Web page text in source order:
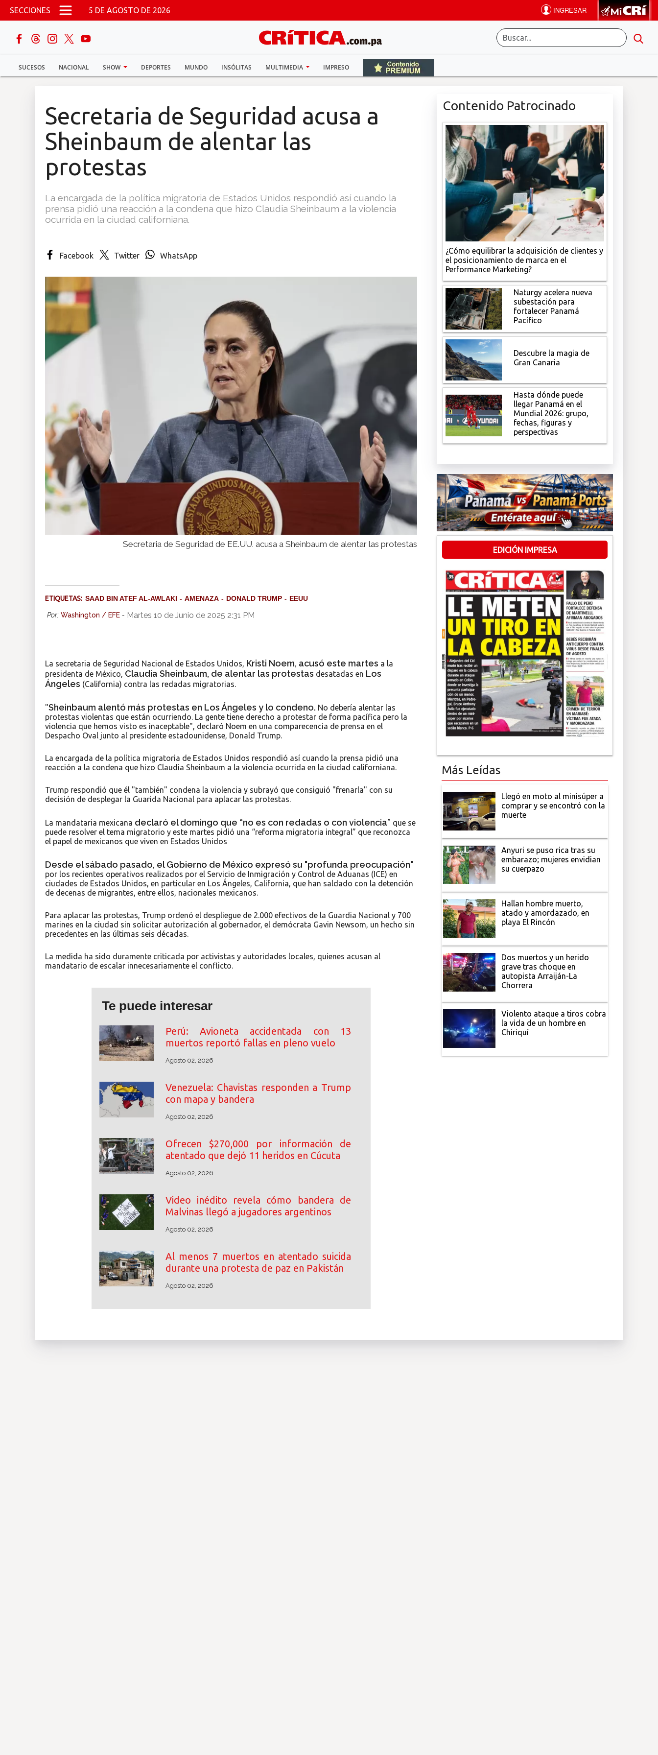
Pasar al contenido principal
SECCIONES 5 DE AGOSTO DE 2026
SUCESOS NACIONAL SHOW DEPORTES MUNDO INSÓLITAS MULTIMEDIA IMPRESO
buscar
Sucesos
Secretaria de Seguridad acusa a
Sheinbaum de alentar las
protestas
La encargada de la política migratoria de Estados Unidos respondió así cuando la
prensa pidió una reacción a la condena que hizo Claudia Sheinbaum a la violencia
ocurrida en la ciudad californiana.
Facebook Twitter WhatsApp
Secretaria de Seguridad de EE.UU. acusa a Sheinbaum de alentar las protestas
ETIQUETAS: SAAD BIN ATEF AL-AWLAKI AMENAZA DONALD TRUMP EEUU
Por: Washington / EFE - Martes 10 de Junio de 2025 2:31 PM
La secretaria de Seguridad Nacional de Estados Unidos, Kristi Noem, acusó este martes a la
presidenta de México, Claudia Sheinbaum, de alentar las protestas desatadas en Los
Ángeles (California) contra las redadas migratorias.
"Sheinbaum alentó más protestas en Los Ángeles y lo condeno. No debería alentar las
protestas violentas que están ocurriendo. La gente tiene derecho a protestar de forma pacífica pero la
violencia que hemos visto es inaceptable", declaró Noem en una comparecencia de prensa en el
Despacho Oval junto al presidente estadounidense, Donald Trump.
La encargada de la política migratoria de Estados Unidos respondió así cuando la prensa pidió una
reacción a la condena que hizo Claudia Sheinbaum a la violencia ocurrida en la ciudad californiana.
Trump respondió que él "también" condena la violencia y subrayó que consiguió "frenarla" con su
decisión de desplegar la Guarida Nacional para aplacar las protestas.
La mandataria mexicana declaró el domingo que “no es con redadas o con violencia” que se
puede resolver el tema migratorio y este martes pidió una “reforma migratoria integral” que reconozca
el papel de mexicanos que viven en Estados Unidos
Desde el sábado pasado, el Gobierno de México expresó su "profunda preocupación"
por los recientes operativos realizados por el Servicio de Inmigración y Control de Aduanas (ICE) en
ciudades de Estados Unidos, en particular en Los Ángeles, California, que han saldado con la detención
de decenas de migrantes, entre ellos, nacionales mexicanos.
Para aplacar las protestas, Trump ordenó el despliegue de 2.000 efectivos de la Guardia Nacional y 700
marines en la ciudad sin solicitar autorización al gobernador, el demócrata Gavin Newsom, un hecho sin
precedentes en las últimas seis décadas.
La medida ha sido duramente criticada por activistas y autoridades locales, quienes acusan al
mandatario de escalar innecesariamente el conflicto.
Te puede interesar
Perú: Avioneta accidentada con 13
muertos reportó fallas en pleno vuelo
Agosto 02, 2026
Venezuela: Chavistas responden a Trump
con mapa y bandera
Agosto 02, 2026
Ofrecen $270,000 por información de
atentado que dejó 11 heridos en Cúcuta
Agosto 02, 2026
Video inédito revela cómo bandera de
Malvinas llegó a jugadores argentinos
Agosto 02, 2026
Al menos 7 muertos en atentado suicida
durante una protesta de paz en Pakistán
Agosto 02, 2026
Contenido Patrocinado
¿Cómo equilibrar la adquisición de clientes y
el posicionamiento de marca en el
Performance Marketing?
Naturgy acelera nueva
subestación para
fortalecer Panamá
Pacífico
Descubre la magia de
Gran Canaria
Hasta dónde puede
llegar Panamá en el
Mundial 2026: grupo,
fechas, figuras y
perspectivas
EDICIÓN IMPRESA
Más Leídas
Llegó en moto al minisúper a
comprar y se encontró con la
muerte
Anyuri se puso rica tras su
embarazo; mujeres envidian
su cuerpazo
Hallan hombre muerto,
atado y amordazado, en
playa El Rincón
Dos muertos y un herido
grave tras choque en
autopista Arraiján-La
Chorrera
Violento ataque a tiros cobra
la vida de un hombre en
Chiriquí